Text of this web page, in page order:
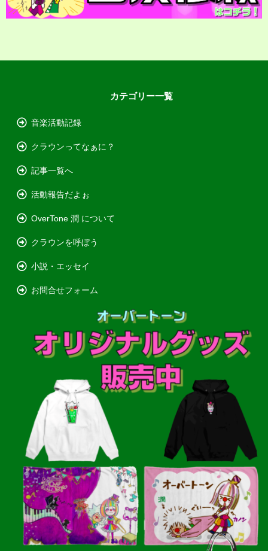
カテゴリー一覧
音楽活動記録
クラウンってなぁに？
記事一覧へ
活動報告だよぉ
OverTone 潤 について
クラウンを呼ぼう
小説・エッセイ
お問合せフォーム